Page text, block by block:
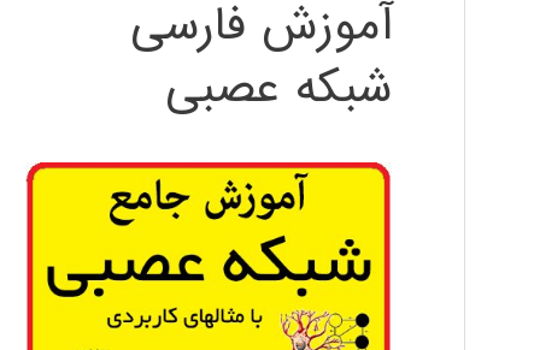
آموزش فارسی
شبکه عصبی